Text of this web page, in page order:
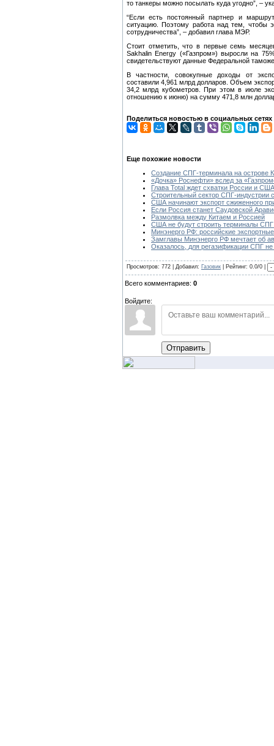
то танкеры можно посылать куда угодно”, –
“Если есть постоянный партнер и
ситуацию. Поэтому работа над тем, чтобы
сотрудничества”, – добавил глава МЭР.
Стоит отметить, что в первые семь
Sakhalin Energy («Газпром») выросли на
свидетельствуют данные Федеральной
В частности, совокупные доходы от
составили 4,961 млрд долларов. Объем
34,2 млрд кубометров. При этом в июле
отношению к июню) на сумму 471,8 млн
Поделиться новостью в социальных сетях
Еще похожие новости
Создание СПГ-терминала на острове
«Дочка» Роснефти» вслед за
Глава Total ждет схватки России и
Строительный сектор СПГ-индустрии
США начинают экспорт сжиженного
Если Россия станет Саудовской
Размолвка между Китаем и Россией
США не будут строить терминалы СПГ
Минэнерго РФ: российские
Замглавы Минэнерго РФ мечтает об
Оказалось, для регазификации СПГ
Просмотров: 772 | Добавил: Газовик | Рейтинг: 0.0/0 |
Всего комментариев: 0
Войдите:
Отправить